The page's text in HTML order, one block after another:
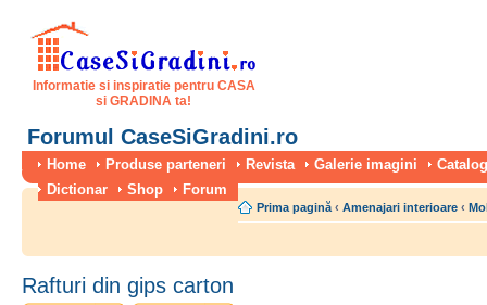
Informatie si inspiratie pentru CASA
si GRADINA ta!
Forumul CaseSiGradini.ro
Home Produse parteneri Revista Galerie imagini
Dictionar
Shop Forum
Prima pagină ‹ Amenajari interioare ‹
Rafturi din gips carton